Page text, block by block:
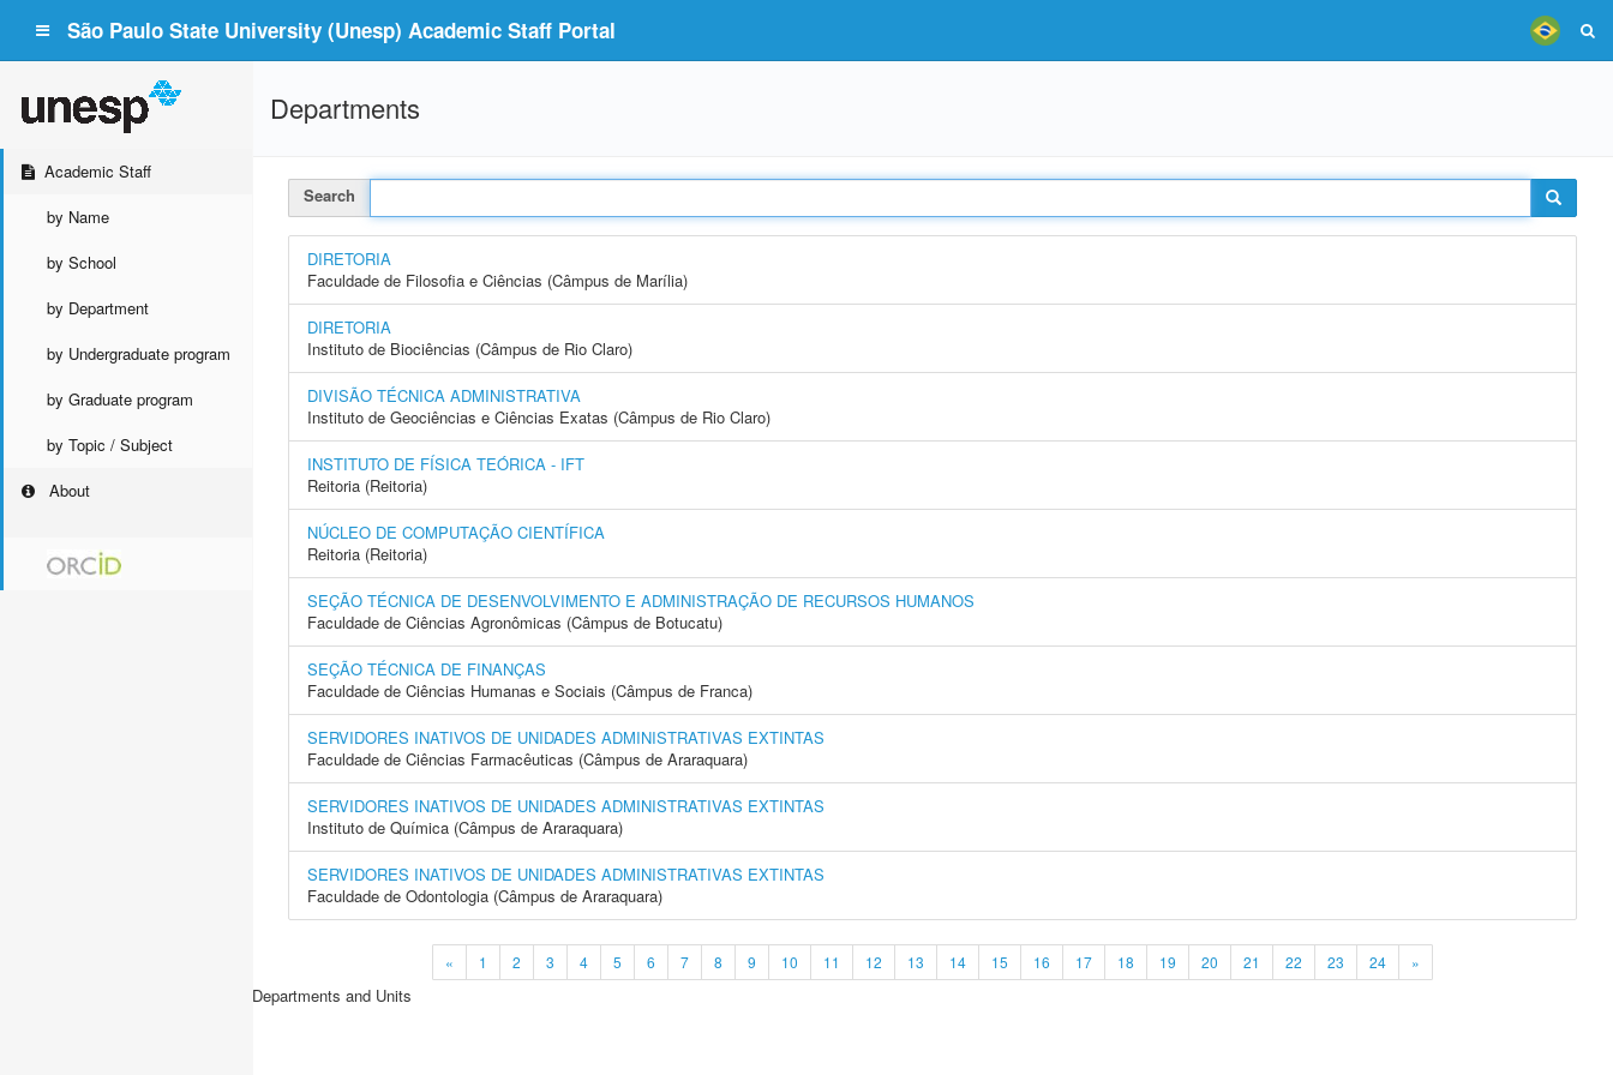
São Paulo State University (Unesp) Academic Staff Portal
Academic Staff
by Name
by School
by Department
by Undergraduate program
by Graduate program
by Topic / Subject
About
Departments
Search
DIRETORIA
Faculdade de Filosofia e Ciências (Câmpus de Marília)
DIRETORIA
Instituto de Biociências (Câmpus de Rio Claro)
DIVISÃO TÉCNICA ADMINISTRATIVA
Instituto de Geociências e Ciências Exatas (Câmpus de Rio Claro)
INSTITUTO DE FÍSICA TEÓRICA - IFT
Reitoria (Reitoria)
NÚCLEO DE COMPUTAÇÃO CIENTÍFICA
Reitoria (Reitoria)
SEÇÃO TÉCNICA DE DESENVOLVIMENTO E ADMINISTRAÇÃO DE RECURSOS HUMANOS
Faculdade de Ciências Agronômicas (Câmpus de Botucatu)
SEÇÃO TÉCNICA DE FINANÇAS
Faculdade de Ciências Humanas e Sociais (Câmpus de Franca)
SERVIDORES INATIVOS DE UNIDADES ADMINISTRATIVAS EXTINTAS
Faculdade de Ciências Farmacêuticas (Câmpus de Araraquara)
SERVIDORES INATIVOS DE UNIDADES ADMINISTRATIVAS EXTINTAS
Instituto de Química (Câmpus de Araraquara)
SERVIDORES INATIVOS DE UNIDADES ADMINISTRATIVAS EXTINTAS
Faculdade de Odontologia (Câmpus de Araraquara)
« 1 2 3 4 5 6 7 8 9 10 11 12 13 14 15 16 17 18 19 20 21 22 23 24 »
Departments and Units